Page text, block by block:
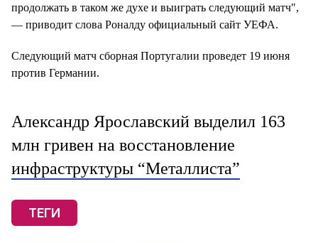
продолжать в таком же духе и выиграть следующий матч",
— приводит слова Роналду официальный сайт УЕФА.
Следующий матч сборная Португалии проведет 19 июня
против Германии.
Александр Ярославский выделил 163
млн гривен на восстановление
инфраструктуры “Металлиста”
ТЕГИ